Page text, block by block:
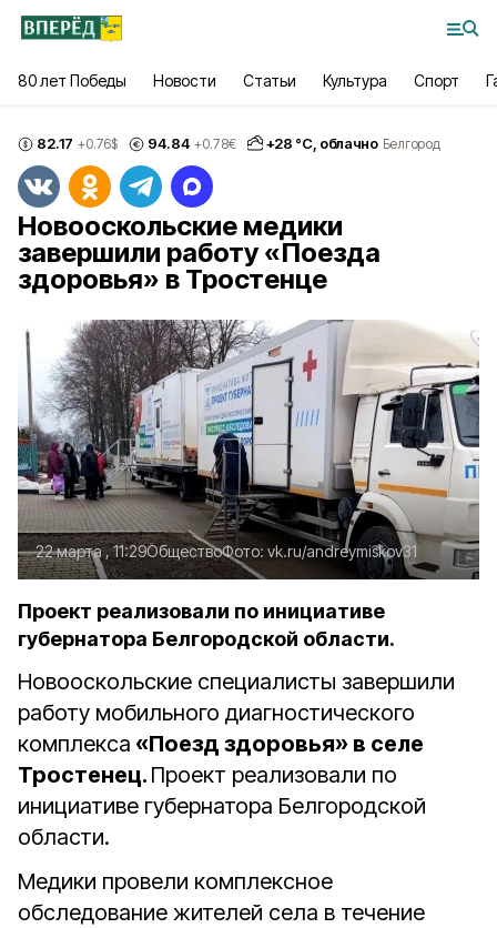
80 лет Победы Новости Статьи Культура Спорт
82.17 +0.76$ 94.84 +0.78€ +28 °С, облачно Белгород
Новооскольские медики
завершили работу «Поезда
здоровья» в Тростенце
22 марта , 11:29ОбществоФото: vk.ru/andreymiskov31
Проект реализовали по инициативе
губернатора Белгородской области.
Новооскольские специалисты завершили
работу мобильного диагностического
комплекса «Поезд здоровья» в селе
Тростенец. Проект реализовали по
инициативе губернатора Белгородской
области.
Медики провели комплексное
обследование жителей села в течение